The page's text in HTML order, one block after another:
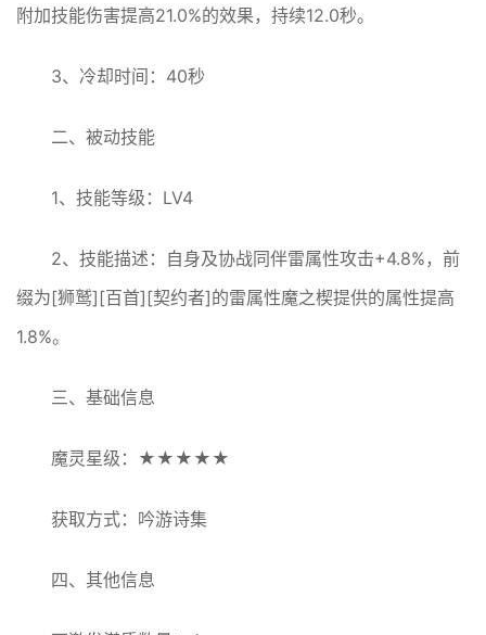
附加技能伤害提高21.0%的效果，持续12.0秒。
3、冷却时间：40秒
二、被动技能
1、技能等级：LV4
2、技能描述：自身及协战同伴雷属性攻击+4.8%，前
缀为[狮鹫][百首][契约者]的雷属性魔之楔提供的属性提高
1.8%。
三、基础信息
魔灵星级：★★★★★
获取方式：吟游诗集
四、其他信息